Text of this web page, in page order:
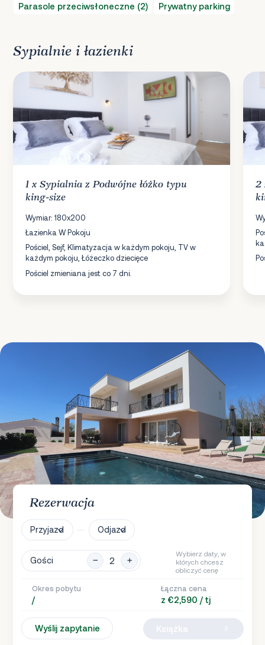
Parasole przeciwsłoneczne (2) Prywatny parking
Sypialnie i łazienki
1 xSypialniaz Podwójne łóżko typu
king-size
Wymiar: 180x200
Łazienka W Pokoju
Pościel, Sejf, Klimatyzacja w każdym pokoju, TV w
każdym pokoju, Łóżeczko dziecięce
Pościel zmieniana jest co 7 dni.
2
Rezerwacja
Przyjazd Odjazd
Gości
Wybierz daty, w
których chcesz
obliczyć cenę
Okres pobytu
/
Łączna cena
z €2,590 / tj
Wyślij zapytanie